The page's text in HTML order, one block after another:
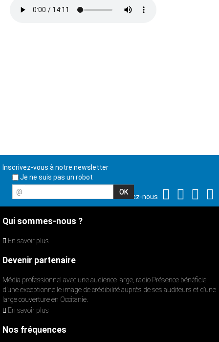
Inscrivez-vous à notre newsletter
Je ne suis pas un robot
@
Suivez-nous
Qui sommes-nous ?
En savoir plus
Devenir partenaire
Média professionnel avec une audience large, radio Présence bénéficie
d’une exceptionnelle image de crédibilité auprès de ses auditeurs et d’une
large couverture en Occitanie.
En savoir plus
Nos fréquences